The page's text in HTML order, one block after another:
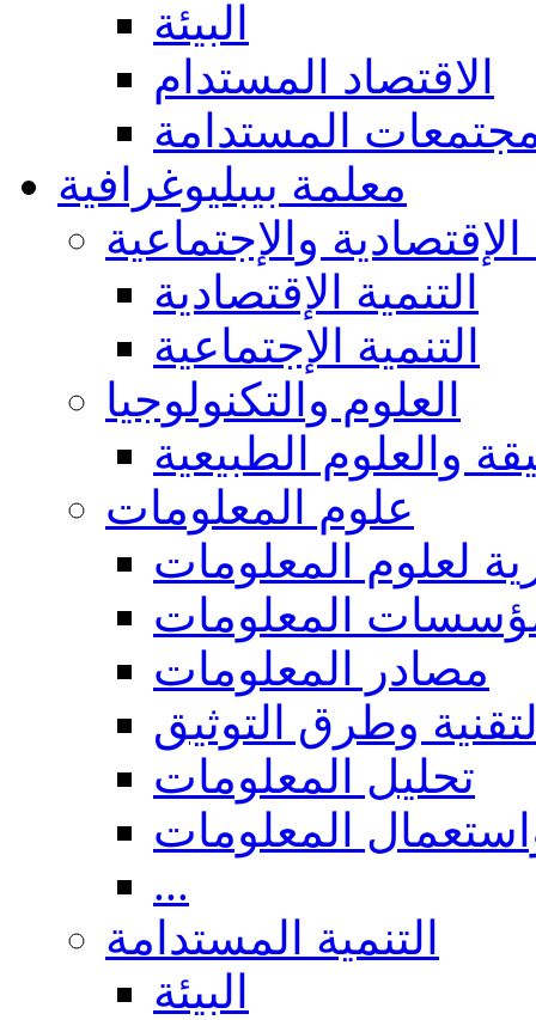
البيئة
الاقتصاد المستدام
المستدامة
معلمة بيبليوغرافية
الإقتصادية والإجتماعية
التنمية الإقتصادية
التنمية الإجتماعية
العلوم والتكنولوجيا
والعلوم الطبيعية
علوم المعلومات
لعلوم المعلومات
المعلومات
مصادر المعلومات
وطرق التوثيق
تحليل المعلومات
المعلومات
...
التنمية المستدامة
البيئة